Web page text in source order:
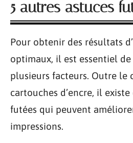
5 autres astuces
Pour obtenir des résultats
optimaux, il est essentiel
plusieurs facteurs. Outre le
cartouches d’encre, il existe
futées qui peuvent
impressions.